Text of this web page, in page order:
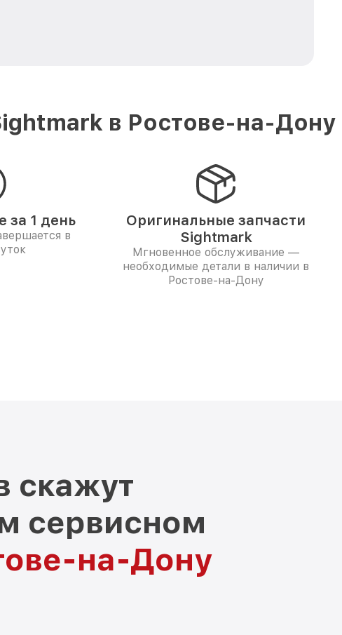
в Ростове-на-Дону
за 1 день
в
Оригинальные запчасти
Sightmark
Мгновенное обслуживание —
необходимые детали в наличии в
Ростове-на-Дону
скажут
сервисном
на-Дону